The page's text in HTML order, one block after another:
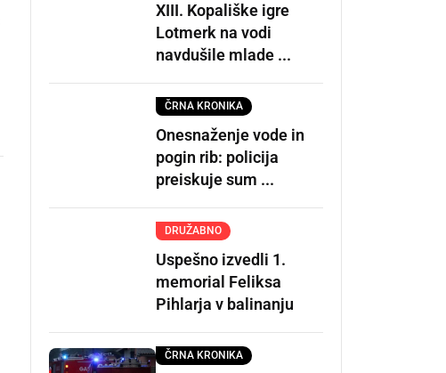
XIII. Kopališke igre
Lotmerk na vodi
navdušile mlade ...
ČRNA KRONIKA
Onesnaženje vode in
pogin rib: policija
preiskuje sum ...
DRUŽABNO
Uspešno izvedli 1.
memorial Feliksa
Pihlarja v balinanju
ČRNA KRONIKA